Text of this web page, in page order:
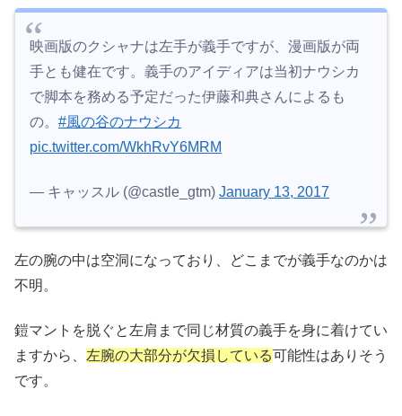
映画版のクシャナは左手が義手ですが、漫画版が両
手とも健在です。義手のアイディアは当初ナウシカ
で脚本を務める予定だった伊藤和典さんによるも
の。 #風の谷のナウシカ
pic.twitter.com/WkhRvY6MRM
— キャッスル (@castle_gtm) January 13, 2017
左の腕の中は空洞になっており、どこまでが義手なのかは
不明。
鎧マントを脱ぐと左肩まで同じ材質の義手を身に着けてい
ますから、 左腕の大部分が欠損している可能性はありそう
です。